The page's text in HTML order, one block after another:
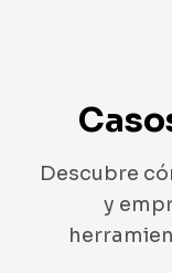
Descubre
y